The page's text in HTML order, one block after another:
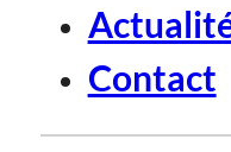
Contact